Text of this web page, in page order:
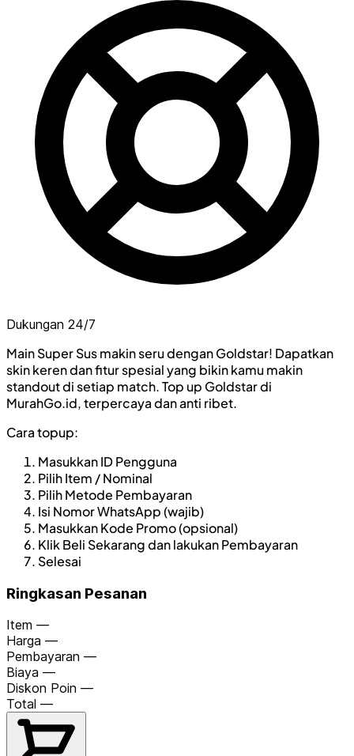
Dukungan 24/7
Main Super Sus makin seru dengan Goldstar! Dapatkan
skin keren dan fitur spesial yang bikin kamu makin
standout di setiap match. Top up Goldstar di
MurahGo.id, terpercaya dan anti ribet.
Cara topup:
Masukkan ID Pengguna
Pilih Item / Nominal
Pilih Metode Pembayaran
Isi Nomor WhatsApp (wajib)
Masukkan Kode Promo (opsional)
Klik Beli Sekarang dan lakukan Pembayaran
Selesai
Ringkasan Pesanan
Item —
Harga —
Pembayaran —
Biaya —
Diskon Poin —
Total —